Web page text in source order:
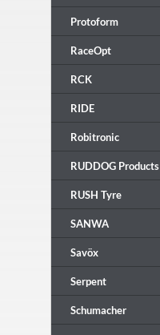
Protoform
RaceOpt
RCK
RIDE
Robitronic
RUDDOG Products
RUSH Tyre
SANWA
Savöx
Serpent
Schumacher